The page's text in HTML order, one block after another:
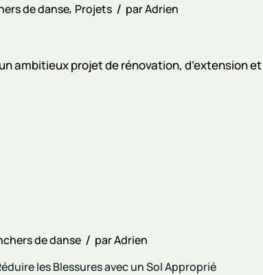
de danse Projets parAdrien
ambitieux projet de rénovation, d’extension
de danse parAdrien
les Blessures avec un Sol Approprié